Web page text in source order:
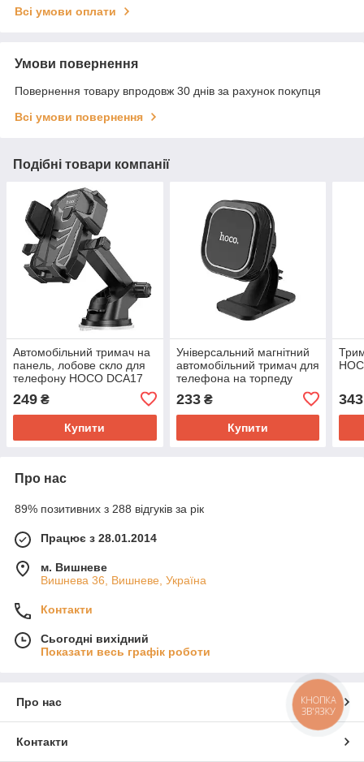
Всі умови оплати
Умови повернення
Повернення товару впродовж 30 днів за рахунок покупця
Всі умови повернення
Подібні товари компанії
Автомобільний тримач на
панель, лобове скло для
телефону HOCO DCA17
249 ₴
Купити
Універсальний магнітний
автомобільний тримач для
телефона на торпеду
Dashboard In-car Magnetiv
Holder Чорний
233₴
Купити
343
Про нас
89% позитивних з 288 відгуків за рік
Працює з 28.01.2014
м. Вишневе
Вишнева 36, Вишневе, Україна
Контакти
Сьогодні вихідний
Показати весь графік роботи
Про нас
Контакти
КНОПКА
ЗВ'ЯЗКУ